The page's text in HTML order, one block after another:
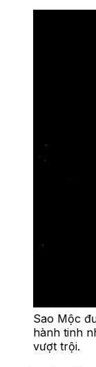
Sao Mộc
hành tinh
vượt trội.